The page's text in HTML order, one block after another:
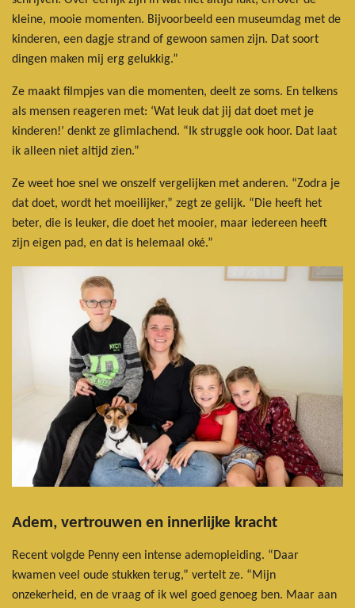
kleine, mooie momenten. Bijvoorbeeld een museumdag met de
kinderen, een dagje strand of gewoon samen zijn. Dat soort
dingen maken mij erg gelukkig.”
Ze maakt filmpjes van die momenten, deelt ze soms. En telkens
als mensen reageren met: ‘Wat leuk dat jij dat doet met je
kinderen!’ denkt ze glimlachend. “Ik struggle ook hoor. Dat laat
ik alleen niet altijd zien.”
Ze weet hoe snel we onszelf vergelijken met anderen. “Zodra je
dat doet, wordt het moeilijker,” zegt ze gelijk. “Die heeft het
beter, die is leuker, die doet het mooier, maar iedereen heeft
zijn eigen pad, en dat is helemaal oké.”
Adem, vertrouwen en innerlijke kracht
Recent volgde Penny een intense ademopleiding. “Daar
kwamen veel oude stukken terug,” vertelt ze. “Mijn
onzekerheid, en de vraag of ik wel goed genoeg ben. Maar aan